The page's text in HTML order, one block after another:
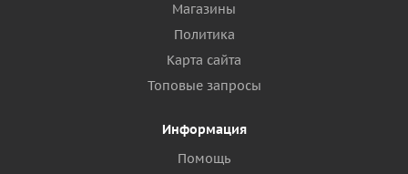
Магазины
Политика
Карта сайта
Топовые запросы
Информация
Помощь